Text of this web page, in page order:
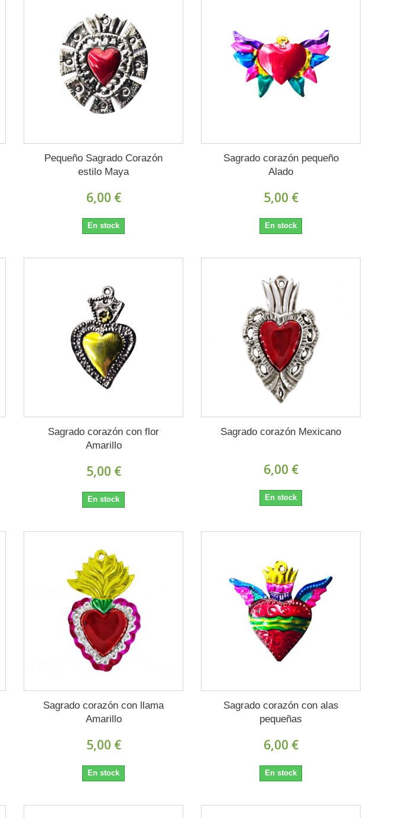
Pequeño Sagrado Corazón
estilo Maya
6,00 €
En stock
Sagrado corazón pequeño
Alado
5,00 €
En stock
Sagrado corazón con flor
Amarillo
5,00 €
En stock
Sagrado corazón Mexicano
6,00 €
En stock
Sagrado corazón con llama
Amarillo
5,00 €
En stock
Sagrado corazón con alas
pequeñas
6,00 €
En stock